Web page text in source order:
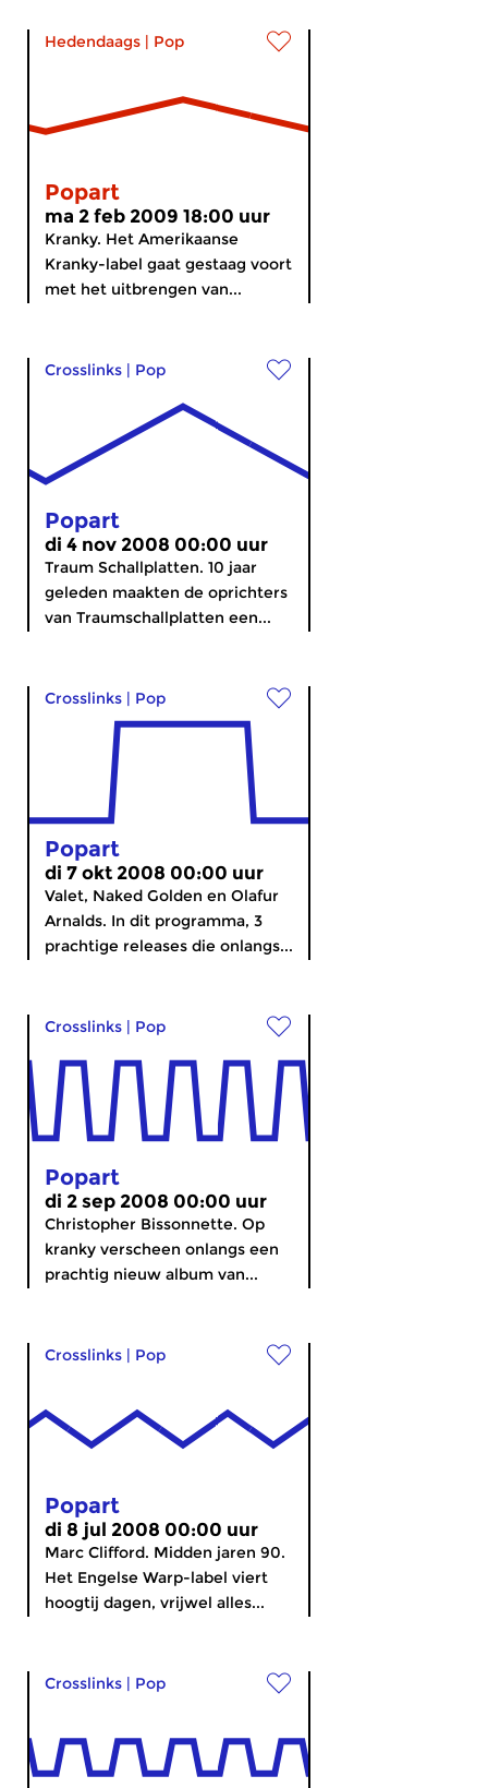
Hedendaags | Pop
Popart
ma 2 feb 2009 18:00 uur
Kranky. Het Amerikaanse
Kranky-label gaat gestaag voort
met het uitbrengen van...
Crosslinks | Pop
Popart
di 4 nov 2008 00:00 uur
Traum Schallplatten. 10 jaar
geleden maakten de oprichters
van Traumschallplatten een...
Crosslinks | Pop
Popart
di 7 okt 2008 00:00 uur
Valet, Naked Golden en Olafur
Arnalds. In dit programma, 3
prachtige releases die onlangs...
Crosslinks | Pop
Popart
di 2 sep 2008 00:00 uur
Christopher Bissonnette. Op
kranky verscheen onlangs een
prachtig nieuw album van...
Crosslinks | Pop
Popart
di 8 jul 2008 00:00 uur
Marc Clifford. Midden jaren 90.
Het Engelse Warp-label viert
hoogtij dagen, vrijwel alles...
Crosslinks | Pop